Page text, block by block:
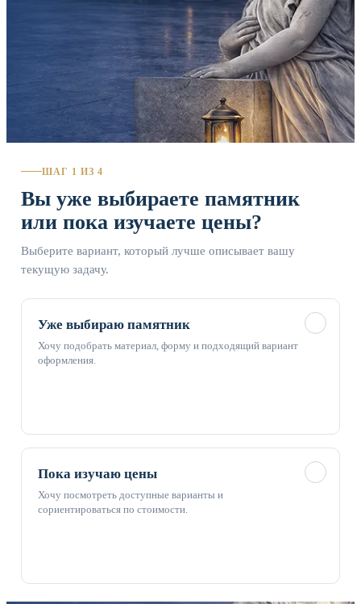
ШАГ 1 ИЗ 4
Вы уже выбираете памятник
или пока изучаете цены?
Выберите вариант, который лучше описывает вашу
текущую задачу.
Уже выбираю памятник
Хочу подобрать материал, форму и подходящий вариант
оформления.
Пока изучаю цены
Хочу посмотреть доступные варианты и
сориентироваться по стоимости.